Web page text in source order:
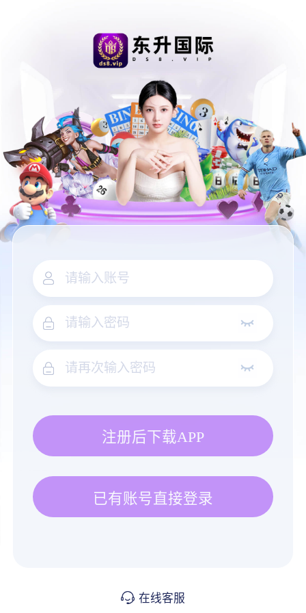
注册后下载APP
已有账号直接登录
在线客服